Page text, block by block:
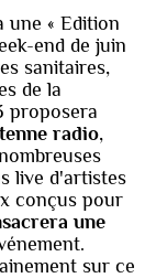
une « Edition
end de juin
sanitaires,
de la
proposera
radio,
live d'artistes
conçus pour
une
sur ce